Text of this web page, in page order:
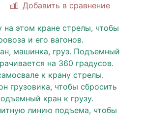
Добавить в сравнение
на этом кране стрелы, чтобы
и его вагонов.
машинка, груз. Подъемный
на 360 градусов.
к крану стрелы.
грузовика, чтобы сбросить
кран к грузу.
линию подъема, чтобы